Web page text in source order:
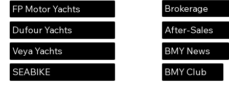
FP Motor Yachts
Dufour Yachts
Veya Yachts
SEABIKE
Brokerage
After-Sales
BMY News
BMY Club